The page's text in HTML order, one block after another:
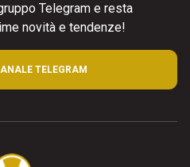
Telegram e resta
novità e tendenze!
TELEGRAM